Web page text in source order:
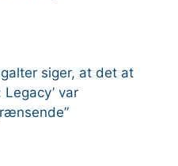
siger, at det at
var